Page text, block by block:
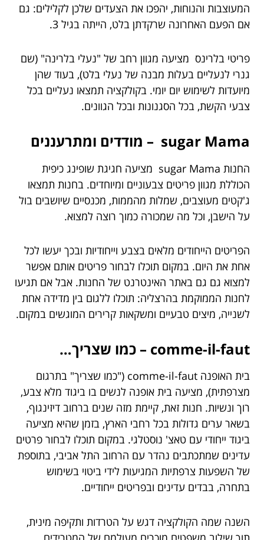
המעוצבות והנוחות, יהפכו את הצעדים שלכן לקלילים: גם
אם הפעם האחרונה שרקדתן בלט, הייתה בגיל 3.
פריטי בלרינס מציעה מגוון רחב של "נעלי בלרינה" (שם
גנרי לנעליים בעלות מבנה של נעלי בלט), בעוד שהן
מיועדות לשימוש יום יומי. בקולקציה תמצאו נעליים בכל
צבעי הקשת, בכל הסגנונות ובכל הגוונים.
sugar Mama – מודדים ומתרעננים
החנות sugar Mama מציעה חגיגת שופינג כיפית
הכוללת מגוון פריטים צבעוניים ומיוחדים. בחנות תמצאו
ג'קטים מעוצבים, שמלות מהממות, מכנסיים שיושבים בול
על הישבן, וכל מה שמכורה כמוך רוצה למצוא.
הפריטים הייחודים מלאים בצבע וייחודיות ובכך יעשו לכל
אחת את היום. במקום תוכלו לבחור פריטים אותם אפשר
למצוא גם גם באתר האינטרנט של החנות. אבל אם תגיעו
לחנות הממוקמת בהרצליה: תוכלו ללגום בין מדידה אחת
לשנייה, מיצים טבעיים ומשקאות קרירים המוגשים במקום.
comme-il-faut – כמו שצריך…
בית האופנה comme-il-faut ("כמו שצריך" בתרגום
מצרפתית), מציעה בית אופנה לנשים בו ביגוד מלא צבע,
רוך ונשיות. חנות זאת, קיימת מזה שנים ברחוב דיזינגוף,
בשאר ערים גדולות בכל רחבי הארץ, בזמן שהיא מציעה
ביגוד ייחודי עם טאצ' נוסטלגי. במקום תוכלו לבחור פרטים
עדינים שמתכתבים נהדר עם הרחוב התל אביבי, בתוספת
של השפעות צרפתיות המגיעות לידי ביטוי בשימוש
בתחרה, בבדים עדינים ובפריטים ייחודיים.
השנה שמה הקולקציה דגש על הטרדות ותקיפה מינית,